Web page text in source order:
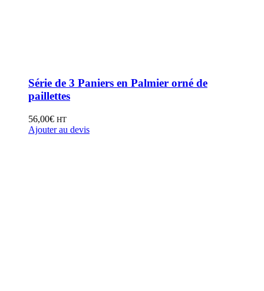
Série de 3 Paniers en Palmier orné de
paillettes
56,00€ HT
Ajouter au devis